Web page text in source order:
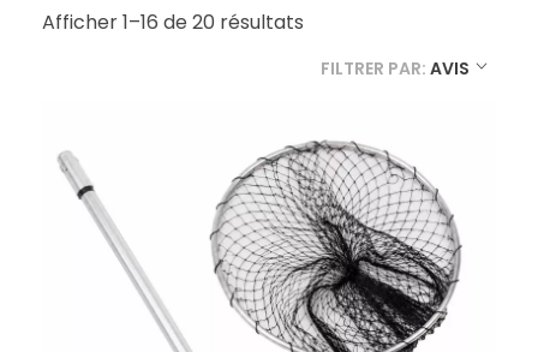
Afficher 1–16 de 20 résultats
FILTRER PAR: AVIS